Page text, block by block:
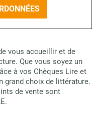
vous accueillir et de
Que vous soyez un
à vos Chèques Lire et
grand choix de littérature.
de vente sont